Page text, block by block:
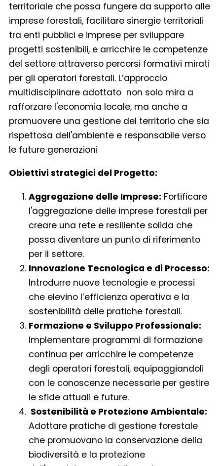
territoriale che possa fungere da supporto alle
imprese forestali, facilitare sinergie territoriali
tra enti pubblici e imprese per sviluppare
progetti sostenibili, e arricchire le competenze
del settore attraverso percorsi formativi mirati
per gli operatori forestali. L’approccio
multidisciplinare adottato non solo mira a
rafforzare l'economia locale, ma anche a
promuovere una gestione del territorio che sia
rispettosa dell'ambiente e responsabile verso
le future generazioni
Obiettivi strategici del Progetto:
Aggregazione delle Imprese: Fortificare
l'aggregazione delle imprese forestali per
creare una rete e resiliente solida che
possa diventare un punto di riferimento
per il settore.
Innovazione Tecnologica e di Processo:
Introdurre nuove tecnologie e processi
che elevino l’efficienza operativa e la
sostenibilità delle pratiche forestali.
Formazione e Sviluppo Professionale:
Implementare programmi di formazione
continua per arricchire le competenze
degli operatori forestali, equipaggiandoli
con le conoscenze necessarie per gestire
le sfide attuali e future.
Sostenibilità e Protezione Ambientale:
Adottare pratiche di gestione forestale
che promuovano la conservazione della
biodiversità e la protezione